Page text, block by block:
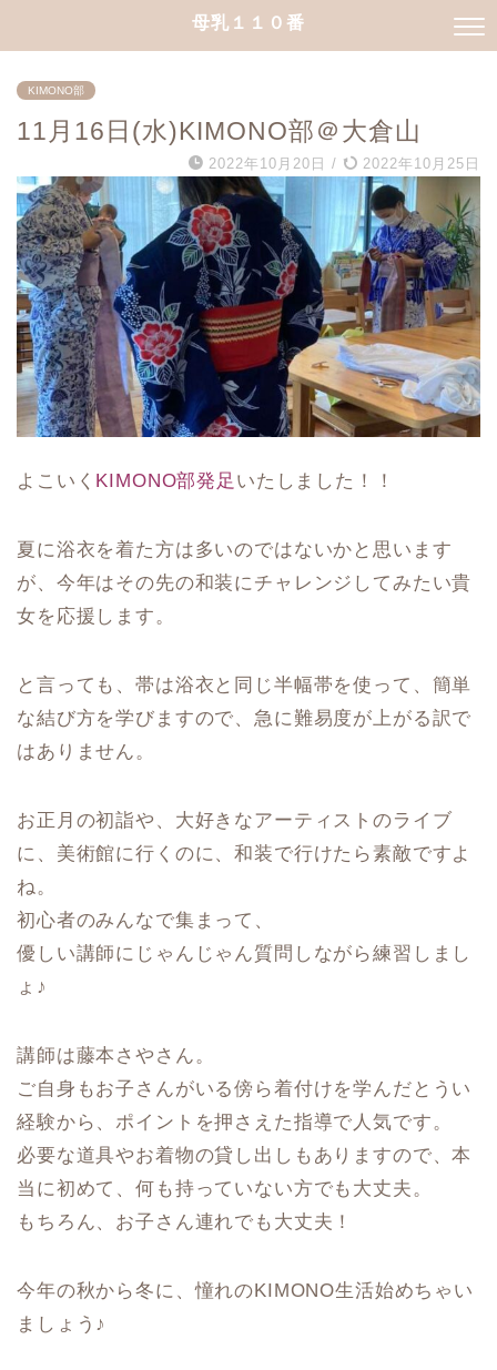
母乳１１０番
KIMONO部
11月16日(水)KIMONO部＠大倉山
2022年10月20日 / 2022年10月25日
よこいく KIMONO部発足 いたしました！！
夏に浴衣を着た方は多いのではないかと思います
が、今年はその先の和装にチャレンジしてみたい貴
女を応援します。
と言っても、帯は浴衣と同じ半幅帯を使って、簡単
な結び方を学びますので、急に難易度が上がる訳で
はありません。
お正月の初詣や、大好きなアーティストのライブ
に、美術館に行くのに、和装で行けたら素敵ですよ
ね。
初心者のみんなで集まって、
優しい講師にじゃんじゃん質問しながら練習しまし
ょ♪
講師は藤本さやさん。
ご自身もお子さんがいる傍ら着付けを学んだとうい
経験から、ポイントを押さえた指導で人気です。
必要な道具やお着物の貸し出しもありますので、本
当に初めて、何も持っていない方でも大丈夫。
もちろん、お子さん連れでも大丈夫！
今年の秋から冬に、憧れのKIMONO生活始めちゃい
ましょう♪